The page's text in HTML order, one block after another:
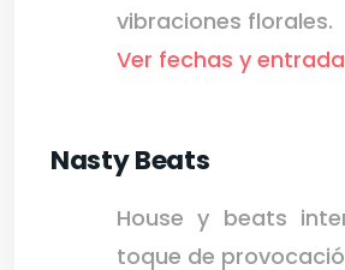
vibraciones florales.
Ver fechas y
Nasty Beats
House y beats
toque de